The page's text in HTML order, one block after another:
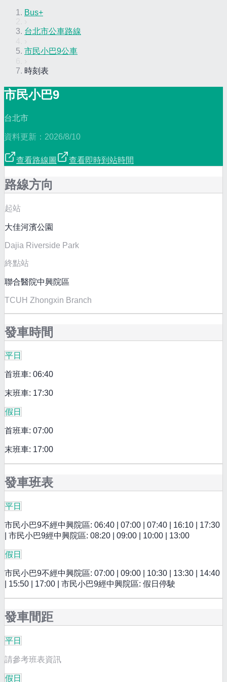
Bus+
台北市公車路線
市民小巴9公車
時刻表
市民小巴9
台北市
資料更新： 2026/8/10
查看路線圖 查看即時到站時間
路線方向
起站
大佳河濱公園
Dajia Riverside Park
終點站
聯合醫院中興院區
TCUH Zhongxin Branch
發車時間
平日
首班車: 06:40
末班車: 17:30
假日
首班車: 07:00
末班車: 17:00
發車班表
平日
市民小巴9不經中興院區: 06:40 | 07:00 | 07:40 | 16:10 | 17:30
| 市民小巴9經中興院區: 08:20 | 09:00 | 10:00 | 13:00
假日
市民小巴9不經中興院區: 07:00 | 09:00 | 10:30 | 13:30 | 14:40
| 15:50 | 17:00 | 市民小巴9經中興院區: 假日停駛
發車間距
平日
請參考班表資訊
假日